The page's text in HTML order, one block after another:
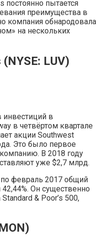
постоянно пытается
преимущества в
компания обнародовала
на нескольких
LUV)
инвестиций в
в четвёртом квартале
акции Southwest
Это было первое
В 2018 году
уже $2,7 млрд.
февраль 2017 общий
Он существенно
& Poor’s 500,